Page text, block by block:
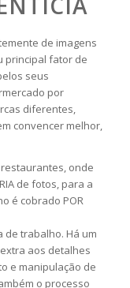
de imagens
principal fator de
seus
por
diferentes,
convencer melhor,
onde
de fotos, para a
é cobrado POR
de trabalho. Há um
aos detalhes
e manipulação de
o processo